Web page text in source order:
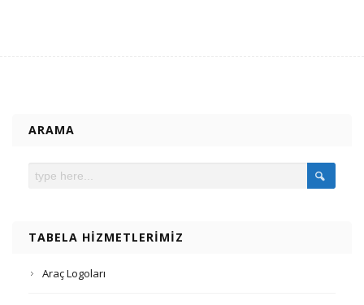
ARAMA
TABELA HIZMETLERIMIZ
Araç Logoları